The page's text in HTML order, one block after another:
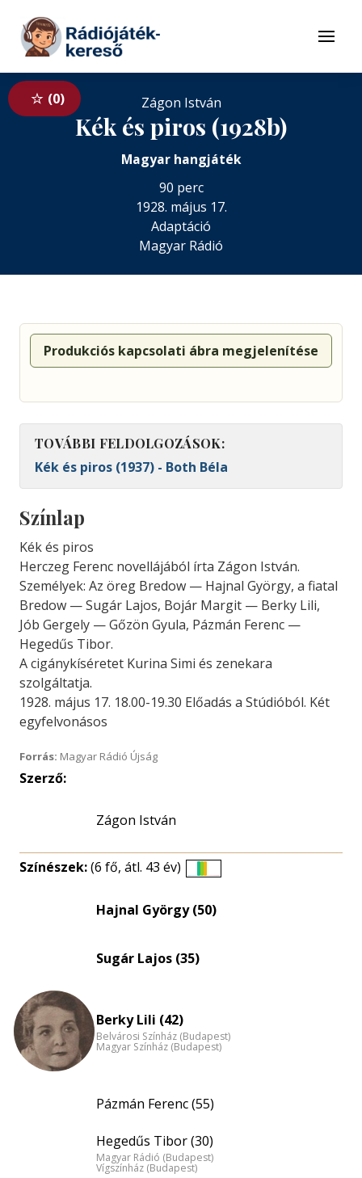
Tovább a tartalomhoz
Menü
0 Zágon István
Kék és piros (1928b)
Magyar hangjáték
90 perc
1928. május 17.
Adaptáció
Magyar Rádió
Produkciós kapcsolati ábra megjelenítése
TOVÁBBI FELDOLGOZÁSOK:
Kék és piros (1937) - Both Béla
Színlap
Kék és piros
Herczeg Ferenc novellájából írta Zágon István.
Személyek: Az öreg Bredow — Hajnal György, a fiatal
Bredow — Sugár Lajos, Bojár Margit — Berky Lili,
Jób Gergely — Gőzön Gyula, Pázmán Ferenc —
Hegedűs Tibor.
A cigánykíséretet Kurina Simi és zenekara
szolgáltatja.
1928. május 17. 18.00-19.30 Előadás a Stúdióból. Két
egyfelvonásos
Forrás: Magyar Rádió Újság
Szerző:
Zágon István
Színészek:(6 fő, átl. 43 év)
eloszlás
Hajnal György (50)
Sugár Lajos (35)
Berky Lili (42)
Belvárosi Színház (Budapest)
Magyar Színház (Budapest)
Pázmán Ferenc (55)
Hegedűs Tibor (30)
Magyar Rádió (Budapest)
Vígszínház (Budapest)